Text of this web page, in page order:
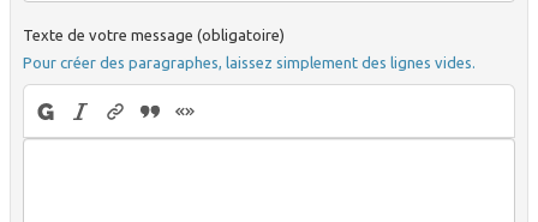
Texte de votre message (obligatoire)
Pour créer des paragraphes, laissez simplement des lignes vides.